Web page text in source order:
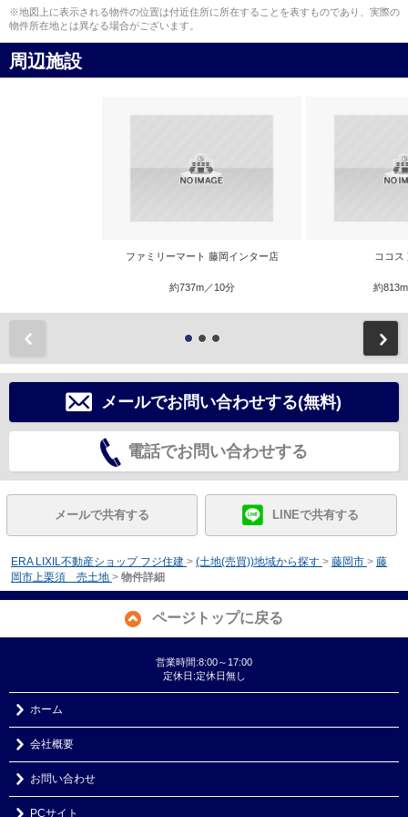
※地図上に表示される物件の位置は付近住所に所在することを表すものであり、実際の
物件所在地とは異なる場合がございます。
周辺施設
ファミリーマート 藤岡インター店
約737m／10分
ココス
約
メールでお問い合わせする(無料)
電話でお問い合わせする
メールで共有する LINEで共有する
ERA LIXIL不動産ショップ フジ住建 > (土地(売買))地域から探す > 藤岡市 > 藤
岡市上栗須 売土地 > 物件詳細
ページトップに戻る
営業時間:8:00～17:00
定休日:定休日無し
ホーム
会社概要
お問い合わせ
PCサイト